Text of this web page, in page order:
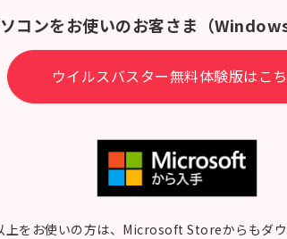
コンをお使いのお客さま （
ウイルスバスター無料体験版はこ
をお使いの方は、Microsoft Storeからもダウ